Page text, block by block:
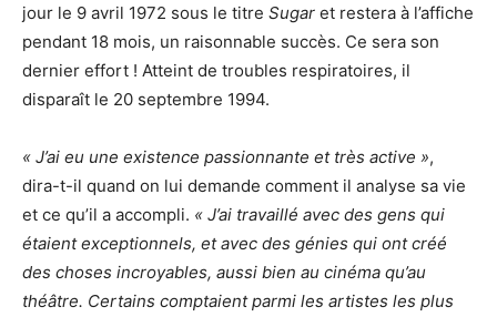
jour le 9 avril 1972 sous le titre Sugar et restera à l’affiche
pendant 18 mois, un raisonnable succès. Ce sera son
dernier effort ! Atteint de troubles respiratoires, il
disparaît le 20 septembre 1994.
« J’ai eu une existence passionnante et très active »,
dira-t-il quand on lui demande comment il analyse sa vie
et ce qu’il a accompli. « J’ai travaillé avec des gens qui
étaient exceptionnels, et avec des génies qui ont créé
des choses incroyables, aussi bien au cinéma qu’au
théâtre. Certains comptaient parmi les artistes les plus